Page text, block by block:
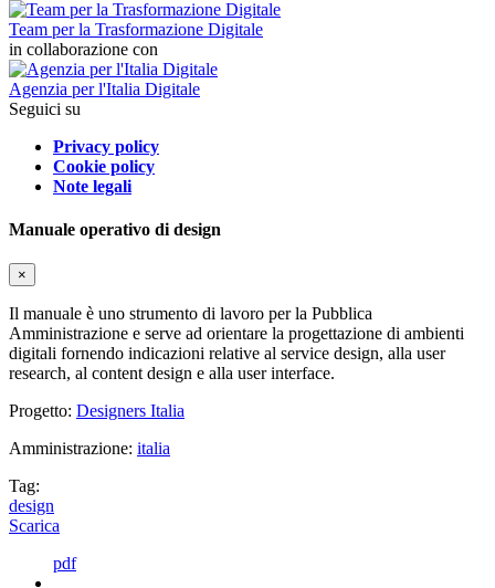
Team per la Trasformazione Digitale
in collaborazione con
Agenzia per l'Italia Digitale
Seguici su
Privacy policy
Cookie policy
Note legali
Manuale operativo di design
×
Il manuale è uno strumento di lavoro per la Pubblica
Amministrazione e serve ad orientare la progettazione di ambienti
digitali fornendo indicazioni relative al service design, alla user
research, al content design e alla user interface.
Progetto: Designers Italia
Amministrazione: italia
Tag:
design
Scarica
pdf